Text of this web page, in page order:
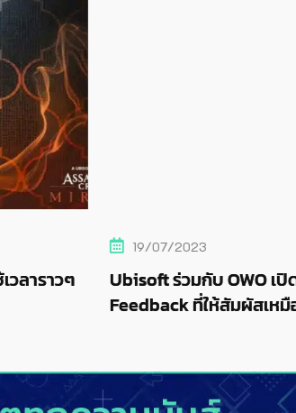
Ubisoft ร่วมกับ OWO เปิดตัวเสื้อ Haptic
Feedback ที่ให้สัมผัสเหมือนอยู่ในเกม